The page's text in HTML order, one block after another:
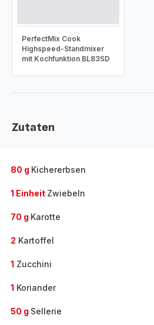
PerfectMix Cook
Highspeed-Standmixer
mit Kochfunktion BL83SD
Zutaten
80 g Kichererbsen
1 Einheit Zwiebeln
70 g Karotte
2 Kartoffel
1 Zucchini
1 Koriander
50 g Sellerie